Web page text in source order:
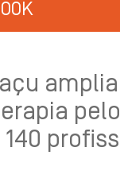
amplia
pelo